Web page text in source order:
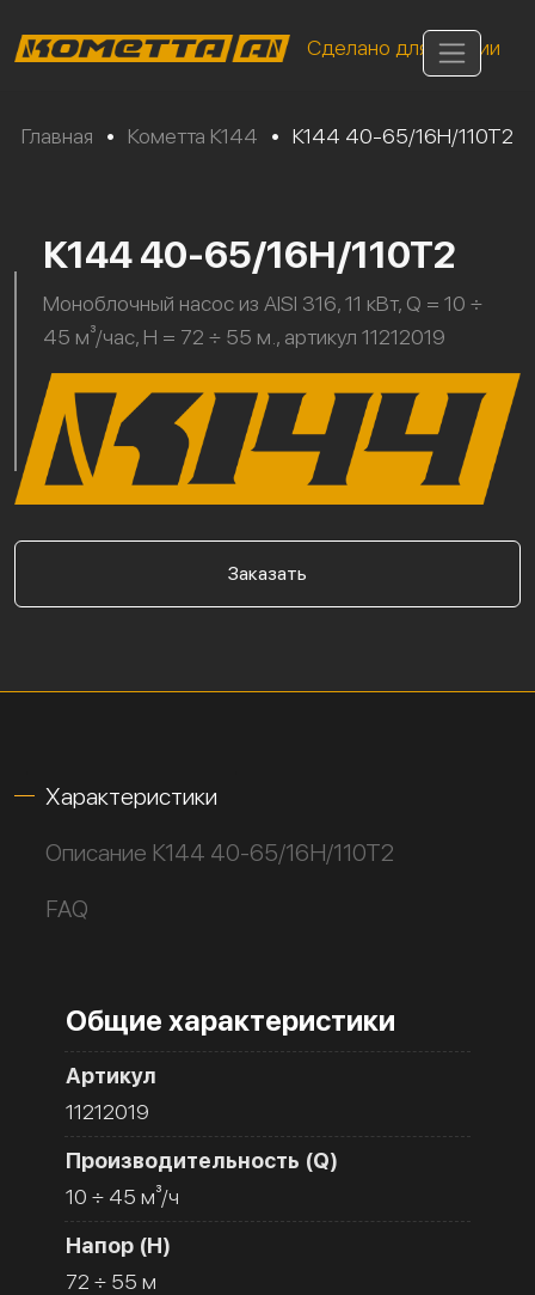
Сделано для России
Главная • Кометта К144 • К144 40-65/16Н/110Т2
К144 40-65/16Н/110Т2
Моноблочный насос из AISI 316, 11 кВт, Q = 10 ÷
45 м³/час, H = 72 ÷ 55 м., артикул 11212019
Заказать
Характеристики
Описание К144 40-65/16Н/110Т2
FAQ
Общие характеристики
Артикул
11212019
Производительность (Q)
10 ÷ 45 м³/ч
Напор (H)
72 ÷ 55 м